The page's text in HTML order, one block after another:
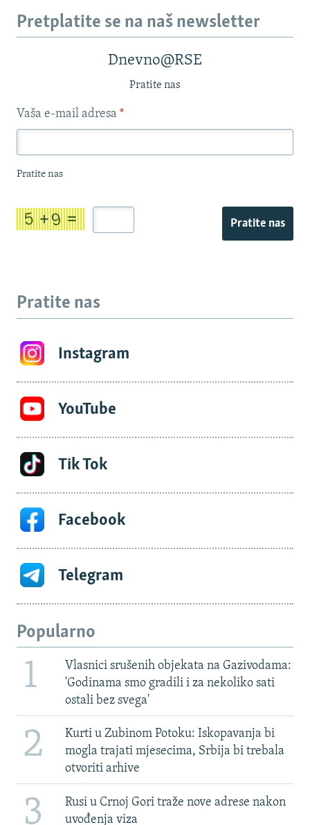
Pretplatite se na naš newsletter
Dnevno@RSE
Pratite nas
Vaša e-mail adresa *
Pratite nas
Pratite nas
Pratite nas
Instagram
YouTube
Tik Tok
Facebook
Telegram
Popularno
1
Vlasnici srušenih objekata na Gazivodama:
'Godinama smo gradili i za nekoliko sati
ostali bez svega'
2
Kurti u Zubinom Potoku: Iskopavanja bi
mogla trajati mjesecima, Srbija bi trebala
otvoriti arhive
3
Rusi u Crnoj Gori traže nove adrese nakon
uvođenja viza